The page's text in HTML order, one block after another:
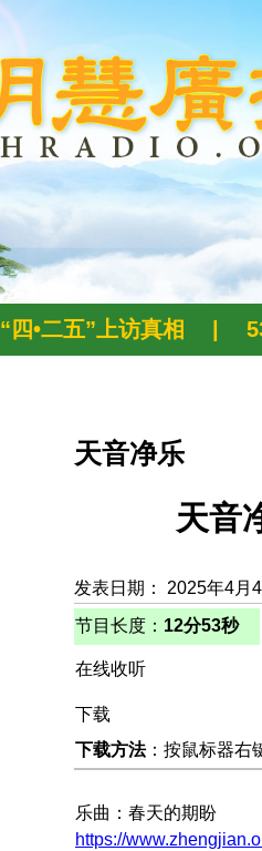
“四•二五”上访真相
天音净乐
天音
发表日期： 2025年4月
节目长度： 12分53秒
在线收听
下载
下载方法：按鼠标器右
乐曲：春天的期盼
https://